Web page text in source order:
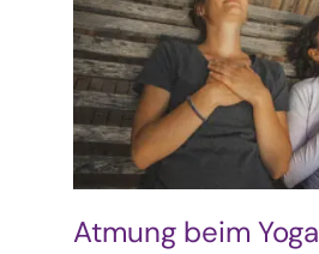
Podcast & Blog
Suche
nach:
Atmung beim Yoga